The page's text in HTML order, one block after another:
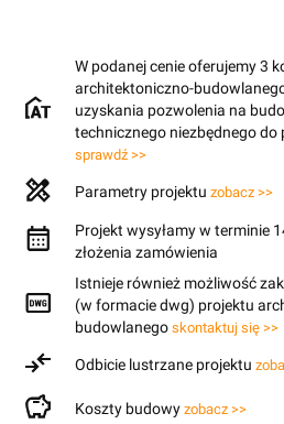
W podanej cenie oferujemy 3
architektoniczno-
uzyskania pozwolenia na
technicznego niezbędnego
sprawdź >>
Parametry projektu zobacz >>
Projekt wysyłamy w terminie
złożenia zamówienia
Istnieje również możliwość
(w formacie dwg) projektu
budowlanego skontaktuj się >>
Odbicie lustrzane projektu
Koszty budowy zobacz >>